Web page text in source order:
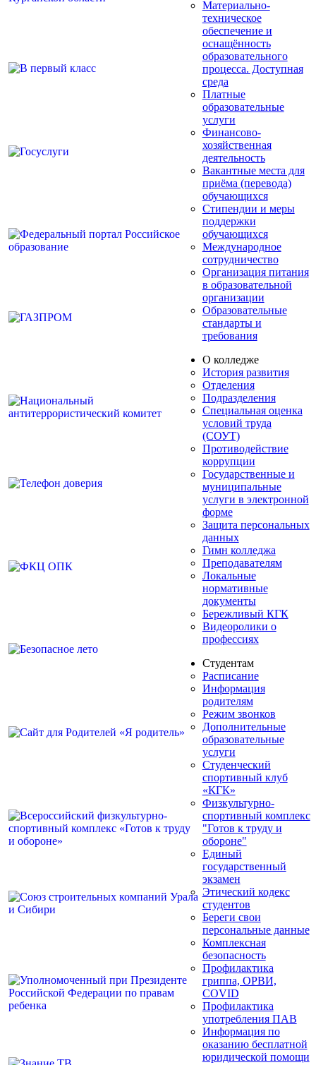
Материально-
техническое
обеспечение и
оснащённость
образовательного
процесса. Доступная
среда
Платные
образовательные
услуги
Финансово-
хозяйственная
деятельность
Вакантные места для
приёма (перевода)
обучающихся
Стипендии и меры
поддержки
обучающихся
Международное
сотрудничество
Организация питания
в образовательной
организации
Образовательные
стандарты и
требования
О колледже
История развития
Отделения
Подразделения
Специальная оценка
условий труда
(СОУТ)
Противодействие
коррупции
Государственные и
муниципальные
услуги в электронной
форме
Защита персональных
данных
Гимн колледжа
Преподавателям
Локальные
нормативные
документы
Бережливый КГК
Видеоролики о
профессиях
Студентам
Расписание
Информация
родителям
Режим звонков
Дополнительные
образовательные
услуги
Студенческий
спортивный клуб
«КГК»
Физкультурно-
спортивный комплекс
"Готов к труду и
обороне"
Единый
государственный
экзамен
Этический кодекс
студентов
Береги свои
персональные данные
Комплексная
безопасность
Профилактика
гриппа, ОРВИ,
COVID
Профилактика
употребления ПАВ
Информация по
оказанию бесплатной
юридической помощи